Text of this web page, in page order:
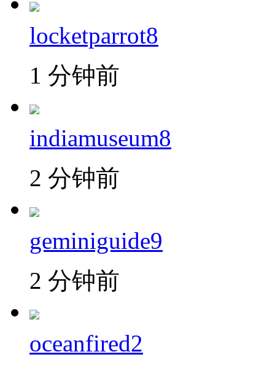
locketparrot8
1 分钟前
indiamuseum8
2 分钟前
geminiguide9
2 分钟前
oceanfired2